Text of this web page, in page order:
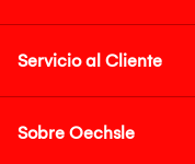
Servicio al Cliente
Sobre Oechsle